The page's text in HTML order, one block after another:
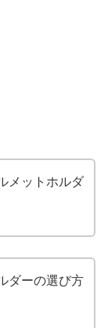
メットホルダ
ダーの選び方